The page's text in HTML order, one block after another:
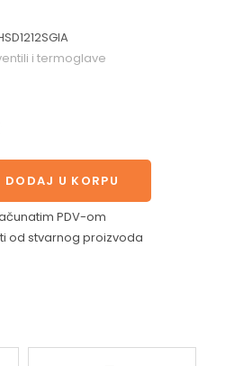
i termoglave
DODAJ U KORPU
PDV-om
od stvarnog proizvoda